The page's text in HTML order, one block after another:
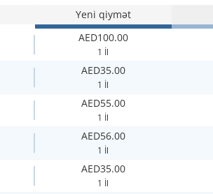
Yeni qiymət
AED100.00
1 İl
AED35.00
1 İl
AED55.00
1 İl
AED56.00
1 İl
AED35.00
1 İl